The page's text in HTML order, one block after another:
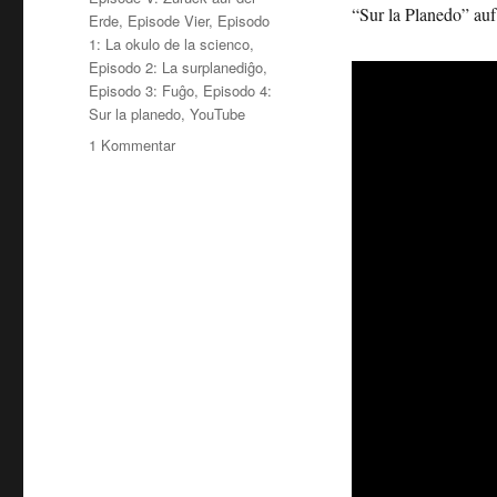
“Sur la Planedo”
Erde, Episode Vier, Episodo
1: La okulo de la scienco,
Episodo 2: La surplanediĝo,
Episodo 3: Fuĝo, Episodo 4:
Sur la planedo,YouTube
1 Kommentarzu